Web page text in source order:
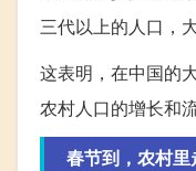
三代以上的人口，
这表明，在中国的
农村人口的增长和
春节到，农村